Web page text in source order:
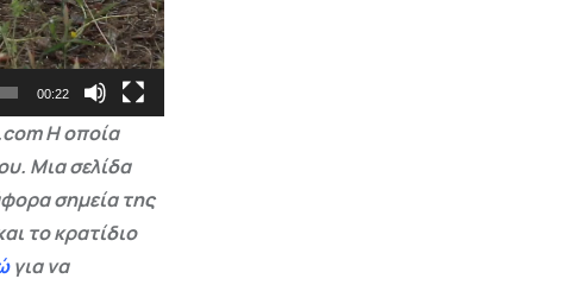
00:22
Η οποία
Μια σελίδα
σημεία της
το κρατίδιο
για να